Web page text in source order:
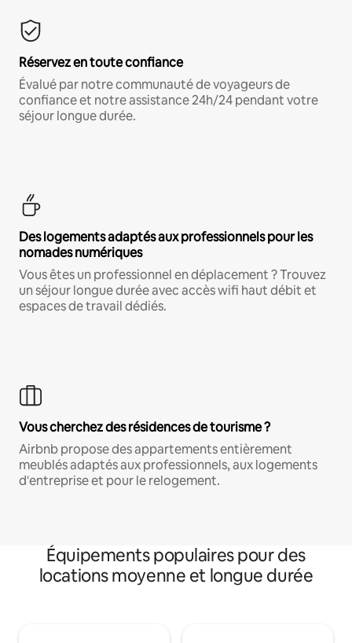
Réservez en toute confiance
Évalué par notre communauté de voyageurs de
confiance et notre assistance 24h/24 pendant votre
séjour longue durée.
Des logements adaptés aux professionnels pour les
nomades numériques
Vous êtes un professionnel en déplacement ? Trouvez
un séjour longue durée avec accès wifi haut débit et
espaces de travail dédiés.
Vous cherchez des résidences de tourisme ?
Airbnb propose des appartements entièrement
meublés adaptés aux professionnels, aux logements
d'entreprise et pour le relogement.
Équipements populaires pour des
locations moyenne et longue durée